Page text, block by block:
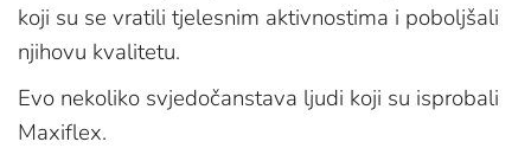
koji su se vratili tjelesnim aktivnostima i poboljšali
njihovu kvalitetu.
Evo nekoliko svjedočanstava ljudi koji su isprobali
Maxiflex.